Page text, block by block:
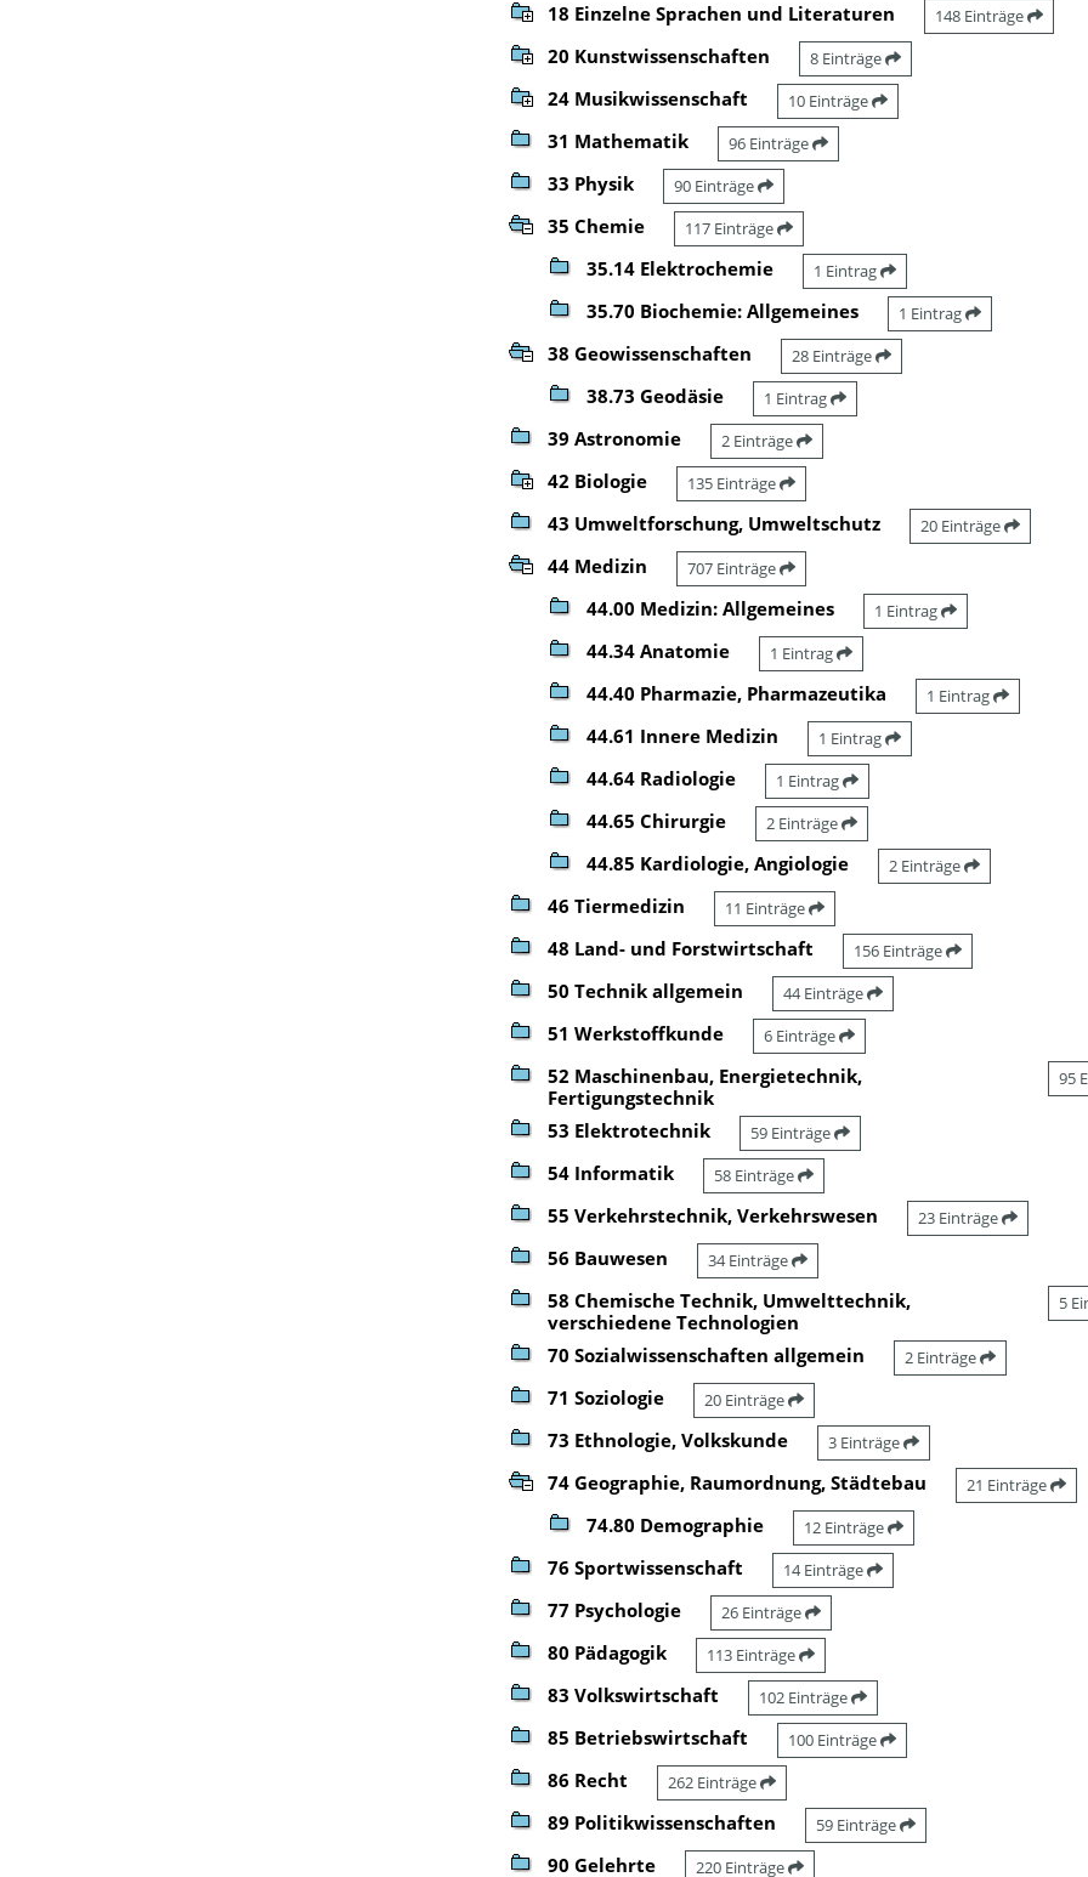
18 Einzelne Sprachen und Literaturen 148 Einträge
20 Kunstwissenschaften 8 Einträge
24 Musikwissenschaft 10 Einträge
31 Mathematik 96 Einträge
33 Physik 90 Einträge
35 Chemie 117 Einträge
35.14 Elektrochemie 1 Eintrag
35.70 Biochemie: Allgemeines 1 Eintrag
38 Geowissenschaften 28 Einträge
38.73 Geodäsie 1 Eintrag
39 Astronomie 2 Einträge
42 Biologie 135 Einträge
43 Umweltforschung, Umweltschutz 20 Einträge
44 Medizin 707 Einträge
44.00 Medizin: Allgemeines 1 Eintrag
44.34 Anatomie 1 Eintrag
44.40 Pharmazie, Pharmazeutika 1 Eintrag
44.61 Innere Medizin 1 Eintrag
44.64 Radiologie 1 Eintrag
44.65 Chirurgie 2 Einträge
44.85 Kardiologie, Angiologie 2 Einträge
46 Tiermedizin 11 Einträge
48 Land- und Forstwirtschaft 156 Einträge
50 Technik allgemein 44 Einträge
51 Werkstoffkunde 6 Einträge
52 Maschinenbau, Energietechnik,
Fertigungstechnik
95
53 Elektrotechnik 59 Einträge
54 Informatik 58 Einträge
55 Verkehrstechnik, Verkehrswesen 23 Einträge
56 Bauwesen 34 Einträge
58 Chemische Technik, Umwelttechnik,
verschiedene Technologien
5
70 Sozialwissenschaften allgemein 2 Einträge
71 Soziologie 20 Einträge
73 Ethnologie, Volkskunde 3 Einträge
74 Geographie, Raumordnung, Städtebau 21 Einträge
74.80 Demographie 12 Einträge
76 Sportwissenschaft 14 Einträge
77 Psychologie 26 Einträge
80 Pädagogik 113 Einträge
83 Volkswirtschaft 102 Einträge
85 Betriebswirtschaft 100 Einträge
86 Recht 262 Einträge
89 Politikwissenschaften 59 Einträge
90 Gelehrte 220 Einträge